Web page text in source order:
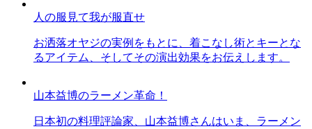
人の服見て我が服直せ
お洒落オヤジの実例をもとに、着こなし術とキーとな
るアイテム、そしてその演出効果をお伝えします。
山本益博のラーメン革命！
日本初の料理評論家、山本益博さんはいま、ラーメン